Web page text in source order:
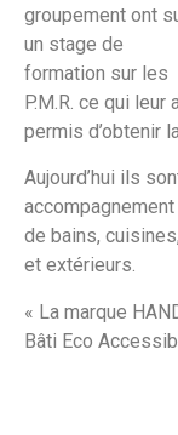
groupement ont
un stage de
formation sur les
P.M.R. ce qui leur a
permis d’obtenir
Aujourd’hui ils
de bains,
et extérieurs.
« La marque
Bâti Eco